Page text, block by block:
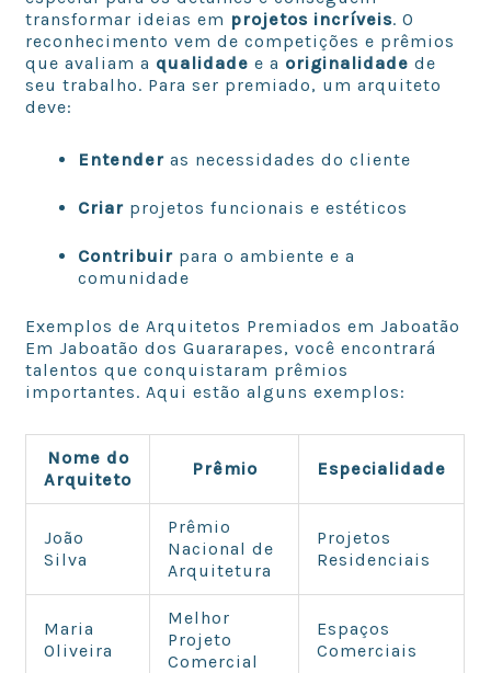
transformar ideias em projetos incríveis. O
reconhecimento vem de competições e prêmios
que avaliam a qualidade e a originalidade de
seu trabalho. Para ser premiado, um arquiteto
deve:
Entender as necessidades do cliente
Criar projetos funcionais e estéticos
Contribuir para o ambiente e a
comunidade
Exemplos de Arquitetos Premiados em Jaboatão
Em Jaboatão dos Guararapes, você encontrará
talentos que conquistaram prêmios
importantes. Aqui estão alguns exemplos:
Nome do
Arquiteto
Prêmio Especialidade
João
Silva
Prêmio
Nacional de
Arquitetura
Projetos
Residenciais
Maria
Oliveira
Melhor
Projeto
Comercial
Espaços
Comerciais